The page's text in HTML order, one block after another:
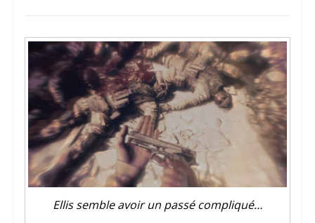
Ellis semble avoir un passé compliqué…